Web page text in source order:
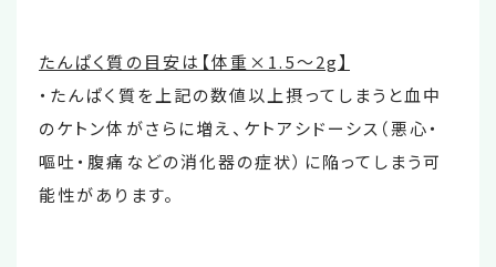
たんぱく質の目安は【体重×1.5～2g】
・たんぱく質を上記の数値以上摂ってしまうと血中
のケトン体がさらに増え、ケトアシドーシス（悪心・
嘔吐・腹痛などの消化器の症状）に陥ってしまう可
能性があります。